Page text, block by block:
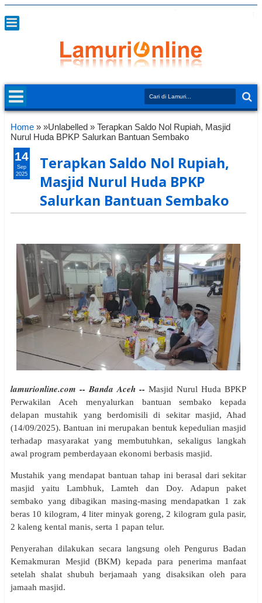
Home » »Unlabelled » Terapkan Saldo Nol Rupiah, Masjid
Nurul Huda BPKP Salurkan Bantuan Sembako
Terapkan Saldo Nol Rupiah,
Masjid Nurul Huda BPKP
Salurkan Bantuan Sembako
lamurionline.com -- Banda Aceh -- Masjid Nurul Huda BPKP
Perwakilan Aceh menyalurkan bantuan sembako kepada
delapan mustahik yang berdomisili di sekitar masjid, Ahad
(14/09/2025). Bantuan ini merupakan bentuk kepedulian masjid
terhadap masyarakat yang membutuhkan, sekaligus langkah
awal program pemberdayaan ekonomi berbasis masjid.
Mustahik yang mendapat bantuan tahap ini berasal dari sekitar
masjid yaitu Lambhuk, Lamteh dan Doy. Adapun paket
sembako yang dibagikan masing-masing mendapatkan 1 zak
beras 10 kilogram, 4 liter minyak goreng, 2 kilogram gula pasir,
2 kaleng kental manis, serta 1 papan telur.
Penyerahan dilakukan secara langsung oleh Pengurus Badan
Kemakmuran Mesjid (BKM) kepada para penerima manfaat
setelah shalat shubuh berjamaah yang disaksikan oleh para
jamaah masjid.
14
Sep
2025